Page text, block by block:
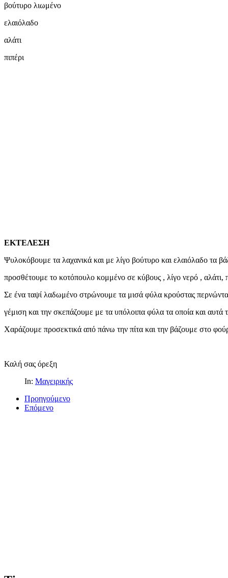
βούτυρο λιωμένο
ελαιόλαδο
αλάτι
πιπέρι
ΕΚΤΕΛΕΣΗ
Ψυλοκόβουμε τα λαχανικά και με λίγο βούτυρο και ελαιόλαδο τα
προσθέτουμε το κοτόπουλο κομμένο σε κύβους , λίγο νερό , αλάτι,
Σε ένα ταψί λαδωμένο στρώνουμε τα μισά φύλα κρούστας
γέμιση και την σκεπάζουμε με τα υπόλοιπα φύλα τα οποία και αυτά
Χαράζουμε προσεκτικά από πάνω την πίτα και την βάζουμε στο
Καλή σας όρεξη
In: Μαγειρικής
Προηγούμενο
Επόμενο